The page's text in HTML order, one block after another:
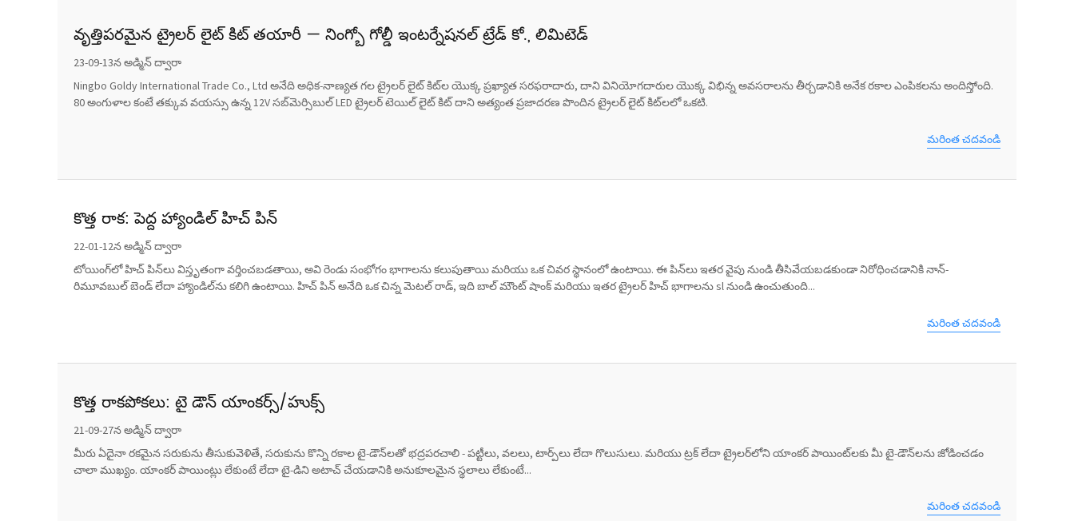
వృత్తిపరమైన ట్రైలర్ లైట్ కిట్ తయారీ — నింగ్బో గోల్డీ ఇంటర్నేషనల్ ట్రేడ్ కో., లిమిటెడ్
23-09-13న అడ్మిన్ ద్వారా
Ningbo Goldy International Trade Co., Ltd అనేది అధిక-నాణ్యత గల ట్రైలర్ లైట్ కిట్‌ల యొక్క ప్రఖ్యాత సరఫరాదారు, దాని వినియోగదారుల యొక్క విభిన్న అవసరాలను తీర్చడానికి అనేక రకాల ఎంపికలను అందిస్తోంది.
80 అంగుళాల కంటే తక్కువ వయస్సు ఉన్న 12V సబ్‌మెర్సిబుల్ LED ట్రైలర్ టెయిల్ లైట్ కిట్ దాని అత్యంత ప్రజాదరణ పొందిన ట్రైలర్ లైట్ కిట్‌లలో ఒకటి.
మరింత చదవండి
కొత్త రాక: పెద్ద హ్యాండిల్ హిచ్ పిన్
22-01-12న అడ్మిన్ ద్వారా
టోయింగ్‌లో హిచ్ పిన్‌లు విస్తృతంగా వర్తించబడతాయి, అవి రెండు సంభోగం భాగాలను కలుపుతాయి మరియు ఒక చివర స్థానంలో ఉంటాయి. ఈ పిన్‌లు ఇతర వైపు నుండి తీసివేయబడకుండా నిరోధించడానికి నాన్-
రిమూవబుల్ బెండ్ లేదా హ్యాండిల్‌ను కలిగి ఉంటాయి. హిచ్ పిన్ అనేది ఒక చిన్న మెటల్ రాడ్, ఇది బాల్ మౌంట్ షాంక్ మరియు ఇతర ట్రైలర్ హిచ్ భాగాలను sl నుండి ఉంచుతుంది...
మరింత చదవండి
కొత్త రాకపోకలు: టై డౌన్ యాంకర్స్/హుక్స్
21-09-27న అడ్మిన్ ద్వారా
మీరు ఏదైనా రకమైన సరుకును తీసుకువెళితే, సరుకును కొన్ని రకాల టై-డౌన్‌లతో భద్రపరచాలి - పట్టీలు, వలలు, టార్ప్‌లు లేదా గొలుసులు. మరియు ట్రక్ లేదా ట్రైలర్‌లోని యాంకర్ పాయింట్‌లకు మీ టై-డౌన్‌లను జోడించడం
చాలా ముఖ్యం. యాంకర్ పాయింట్లు లేకుంటే లేదా టై-డిని అటాచ్ చేయడానికి అనుకూలమైన స్థలాలు లేకుంటే...
మరింత చదవండి